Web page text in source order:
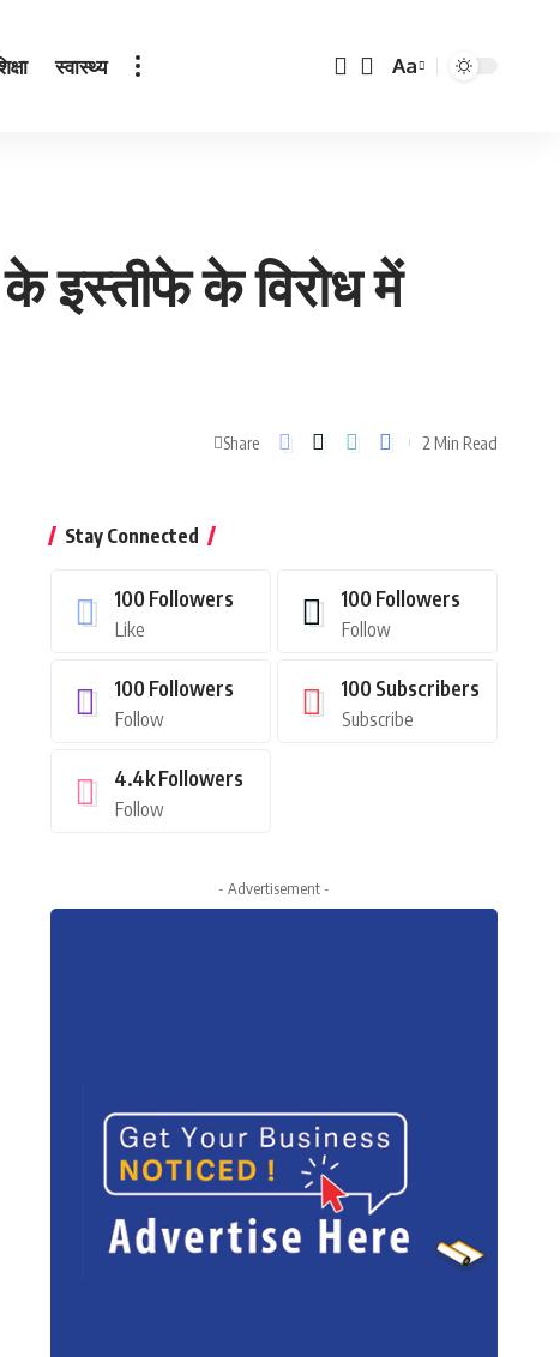
स्वास्थ्य
Font
Aa
इस्तीफे के विरोध में
Share 2 Min Read
Stay Connected
100 Followers
Like
100 Followers
Follow
100 Followers
Follow
100 Subscribers
Subscribe
4.4kFollowers
Follow
- Advertisement -